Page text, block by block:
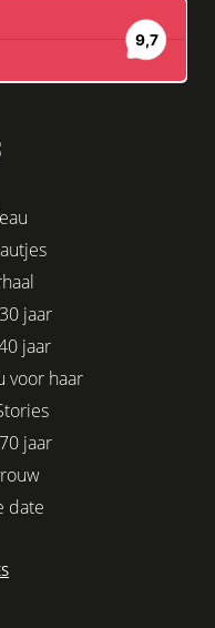
jaar
jaar
voor haar
jaar
date